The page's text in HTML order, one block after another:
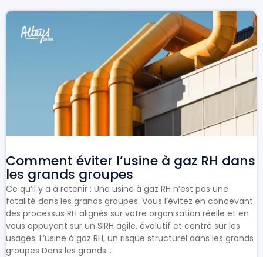
Comment éviter l’usine à gaz RH dans
les grands groupes
Ce qu’il y a à retenir : Une usine à gaz RH n’est pas une
fatalité dans les grands groupes. Vous l’évitez en concevant
des processus RH alignés sur votre organisation réelle et en
vous appuyant sur un SIRH agile, évolutif et centré sur les
usages. L’usine à gaz RH, un risque structurel dans les grands
groupes Dans les grands...